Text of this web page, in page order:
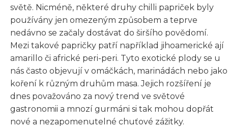
světě. Nicméně, některé druhy chilli papriček byly
používány jen omezeným způsobem a teprve
nedávno se začaly dostávat do širšího povědomí.
Mezi takové papričky patří například jihoamerické ají
amarillo či africké peri-peri. Tyto exotické plody se u
nás často objevují v omáčkách, marinádách nebo jako
koření k různým druhům masa. Jejich rozšíření je
dnes považováno za nový trend ve světové
gastronomii a mnozí gurmáni si tak mohou dopřát
nové a nezapomenutelné chuťové zážitky.